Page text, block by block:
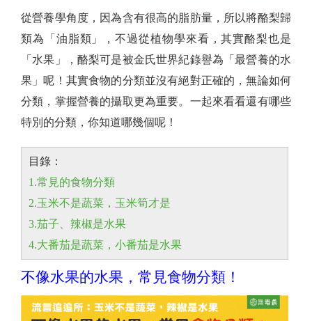
從營養學角度，因為含有很高的脂肪量，所以將酪梨歸
類為「油脂類」，不過從植物學來看，其實酪梨也是
「水果」，酪梨可是被金氏世界紀錄譽為「最營養的水
果」呢！其實食物的分類並沒有絕對正確的，無論如何
分類，掌握營養的攝取更為重要。一起來看看還有哪些
特別的分類，你知道哪幾個呢！
目錄：
1.常見的食物分類
2.玉米不是蔬菜，玉米筍才是
3.茄子、辣椒是水果
4.大番茄是蔬菜，小番茄是水果
不像水果的水果，常見食物分類！